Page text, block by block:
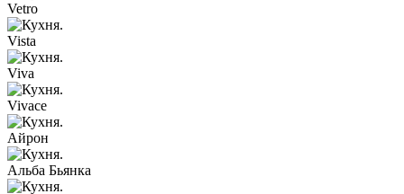
Vetro
Vista
Viva
Vivace
Айрон
Альба Бьянка